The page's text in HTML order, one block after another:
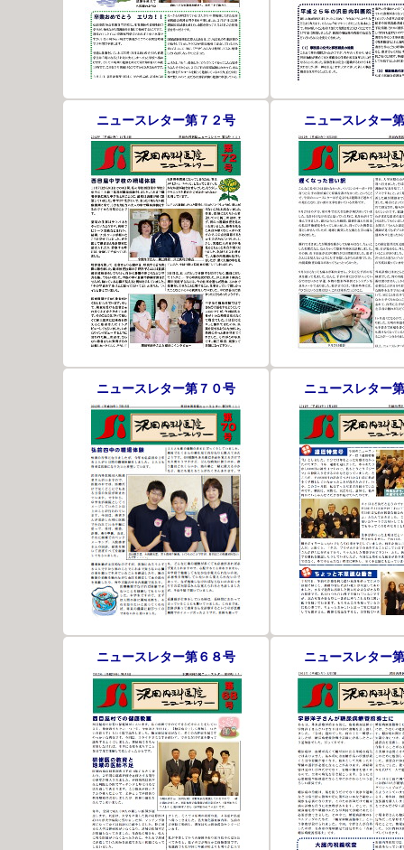
ニュースレター第７２号 ニュースレター
ニュースレター第７０号 ニュースレター
ニュースレター第６８号 ニュースレター